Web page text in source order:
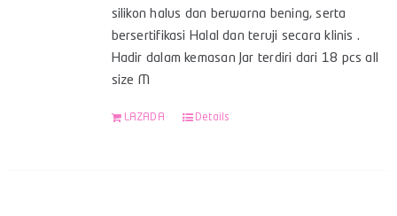
silikon halus dan berwarna bening, serta
bersertifikasi Halal dan teruji secara klinis .
Hadir dalam kemasan Jar terdiri dari 18 pcs all
size M
LAZADA Details